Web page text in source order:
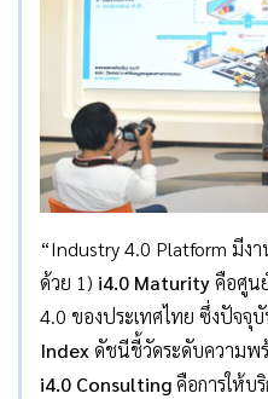
“Industry 4.0 Platform มีง
ด้วย 1) i4.0 Maturityคือศูน
4.0 ของประเทศไทย ซึ่งปัจจุ
Indexดัชนีชี้วัดระดับความพ
i4.0 Consultingคือการให้บ